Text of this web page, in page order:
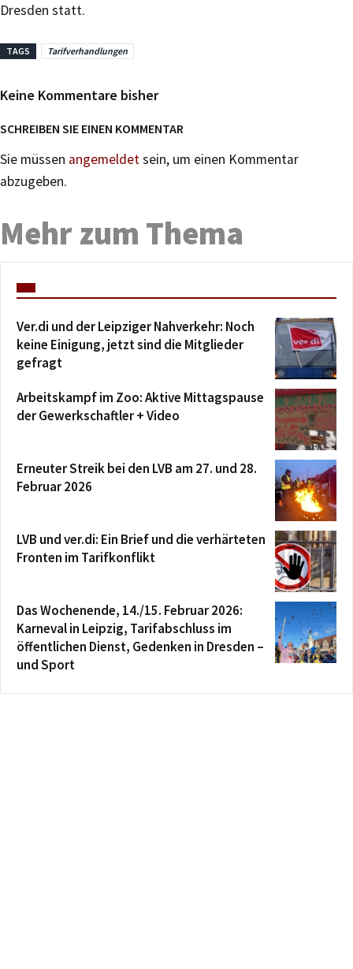
Dresden statt.
TAGS Tarifverhandlungen
Keine Kommentare bisher
SCHREIBEN SIE EINEN KOMMENTAR
Sie müssen angemeldetsein, um einen Kommentar
abzugeben.
Mehr zum Thema
Ver.di und der Leipziger Nahverkehr: Noch
keine Einigung, jetzt sind die Mitglieder
gefragt
Arbeitskampf im Zoo: Aktive Mittagspause
der Gewerkschaftler + Video
Erneuter Streik bei den LVB am 27. und 28.
Februar 2026
LVB und ver.di: Ein Brief und die verhärteten
Fronten im Tarifkonflikt
Das Wochenende, 14./15. Februar 2026:
Karneval in Leipzig, Tarifabschluss im
öffentlichen Dienst, Gedenken in Dresden –
und Sport